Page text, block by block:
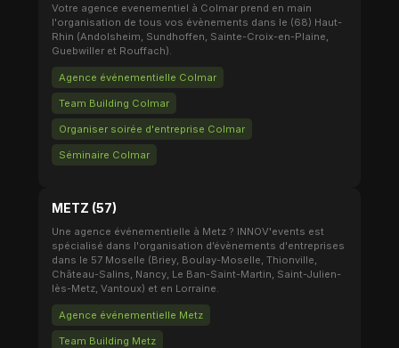
Votre agence evenementiel à Colmar prend en main
l'organisation de tous vos évènements dans le (68) Haut-
Rhin (Andolsheim, Sundhoffen, Sainte-Croix-en-Plaine,
Guebwiller et Rouffach).
Agence événementielle Colmar
Team Building Colmar
Organiser soirée d'entreprise Colmar
Séminaire Colmar
METZ (57)
Une agence événementielle à Metz ? INNOV'events est
spécialisé dans l'organisation d’évènements d'entreprises
dans le 57 Moselle (Briey, Boulay-Moselle, Thionville,
Château-Salins, Nancy, Le Ban-Saint-Martin, Saint-Julien-
lès-Metz, Vantoux) et en Lorraine.
Agence événementielle Metz
Team Building Metz